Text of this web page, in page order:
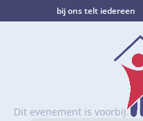
bij ons telt iedereen
Dit evenement is voorbij.